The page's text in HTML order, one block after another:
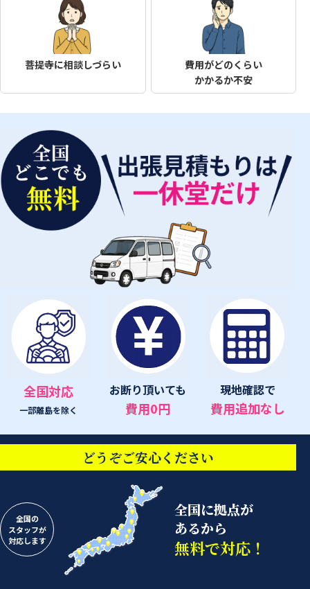
菩提寺に相談しづらい
費用がどのくらい
かかるか不安
全国対応
一部離島を除く
お断り頂いても
費用0円
現地確認で
費用追加なし
どうぞご安心ください
全国の
スタッフが
対応します
全国に拠点が
あるから
無料で対応！